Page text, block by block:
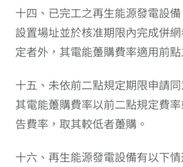
十四、 已完工之再生能源發電設
設置場址並於核准期限內完成併
定者外，其電能躉購費率適用前點
十五、未依前二點規定期限申請
其電能躉購費率以前二點規定費
告費率，取其較低者躉購。
十六、再生能源發電設備有以下